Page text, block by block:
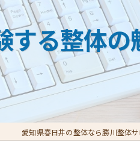
する整体の
愛知県春日井の整体なら勝川整体